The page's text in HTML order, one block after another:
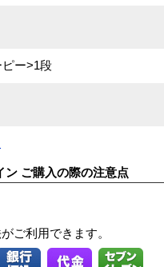
ー>1段
ン ご購入の際の注意点
ご利用できます。